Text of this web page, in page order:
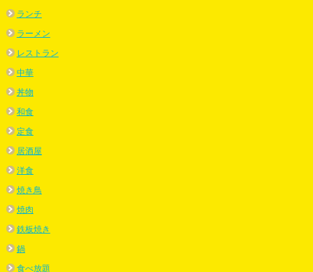
ランチ
ラーメン
レストラン
中華
丼物
和食
定食
居酒屋
洋食
焼き鳥
焼肉
鉄板焼き
鍋
食べ放題